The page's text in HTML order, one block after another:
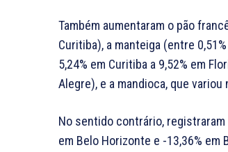
Também aumentaram o pão
Curitiba), a manteiga (entre
5,24% em Curitiba a 9,52% em
Alegre), e a mandioca, que
No sentido contrário,
em Belo Horizonte e -13,36% em